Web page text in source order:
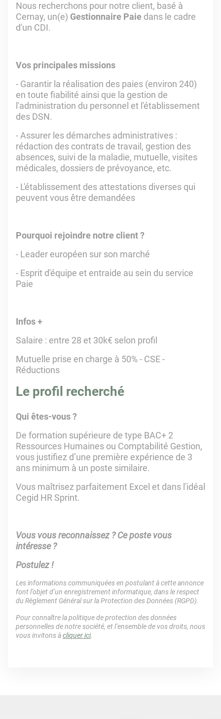
Nous recherchons pour notre client, basé à
Cernay, un(e) Gestionnaire Paie dans le cadre
d'un CDI.
Vos principales missions
- Garantir la réalisation des paies (environ 240)
en toute fiabilité ainsi que la gestion de
l'administration du personnel et l'établissement
des DSN.
- Assurer les démarches administratives :
rédaction des contrats de travail, gestion des
absences, suivi de la maladie, mutuelle, visites
médicales, dossiers de prévoyance, etc.
- L'établissement des attestations diverses qui
peuvent vous être demandées
Pourquoi rejoindre notre client ?
- Leader européen sur son marché
- Esprit d'équipe et entraide au sein du service
Paie
Infos +
Salaire : entre 28 et 30k€ selon profil
Mutuelle prise en charge à 50% - CSE -
Réductions
Le profil recherché
Qui êtes-vous ?
De formation supérieure de type BAC+ 2
Ressources Humaines ou Comptabilité Gestion,
vous justifiez d’une première expérience de 3
ans minimum à un poste similaire.
Vous maîtrisez parfaitement Excel et dans l'idéal
Cegid HR Sprint.
Vous vous reconnaissez ? Ce poste vous
intéresse ?
Postulez !
Les informations communiquées en postulant à cette annonce
font l’objet d’un enregistrement informatique, dans le respect
du Règlement Général sur la Protection des Données (RGPD).
Pour connaître la politique de protection des données
personnelles de notre société, et l’ensemble de vos droits, nous
vous invitons àcliquer ici.